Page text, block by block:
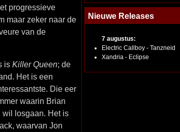
progressieve
maar zeker naar de
van de
is Killer Queen; de
Het is een
Die eer
waarin Brian
wil losgaan. Het is
waarvan Jon
Nieuwe Releases
7 augustus:
Electric Callboy - Tanzneid
Xandria - Eclipse